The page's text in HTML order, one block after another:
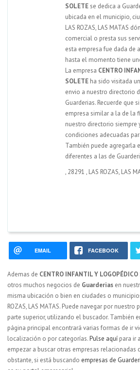
SOLETEse dedica a
ubicada en el municipio,
LAS ROZAS, LAS MATAS
comercial o presta sus
esta empresa fue dada de
hasta el momento tiene
La empresa CENTRO
SOLETE ha sido visitada
envio a nuestro directorio
Guarderias. Recuerde que
empresa similar a la de la
nuestro directorio siempre
condiciones adecuadas
También puede agregarla
diferentes a las de
, 28291 , LAS ROZAS, LAS
EMAIL FACEBOOK
Ademas de CENTRO INFANTIL Y
otros muchos negocios de Guarderias en
misma ubicación o bien en ciudades o
ROZAS, LAS MATAS. Puede navegar por
parte superior, utilizando el buscador. También
página principal encontrará varias formas de ir
localización o por categorías.Pulse aquí para ir
empezar a buscar otras empresas relacionadas
obstante, si está buscando empresas de